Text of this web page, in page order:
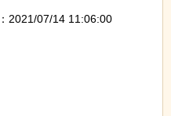
2021/07/14 11:06:00